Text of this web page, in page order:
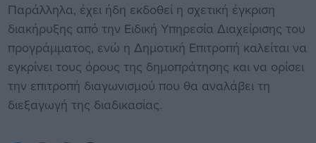
Παράλληλα, έχει ήδη εκδοθεί η σχετική έγκριση
διακήρυξης από την Ειδική Υπηρεσία Διαχείρισης του
προγράμματος, ενώ η Δημοτική Επιτροπή καλείται να
εγκρίνει τους όρους της δημοπράτησης και να ορίσει
την επιτροπή διαγωνισμού που θα αναλάβει τη
διεξαγωγή της διαδικασίας.